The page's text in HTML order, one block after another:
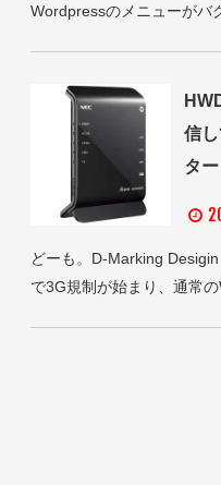
Wordpressのメニューがバ
信
タ
どーも。D-Marking
で3G規制が始まり、通常の